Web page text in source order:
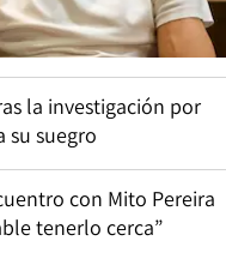
la investigación por
su suegro
con Mito Pereira
tenerlo cerca”